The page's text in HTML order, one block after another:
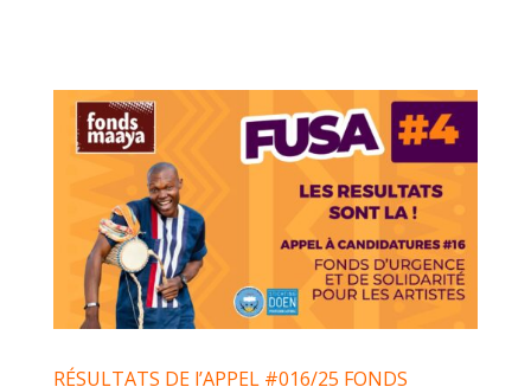
RÉSULTATS DE l’APPEL #016/25 FONDS